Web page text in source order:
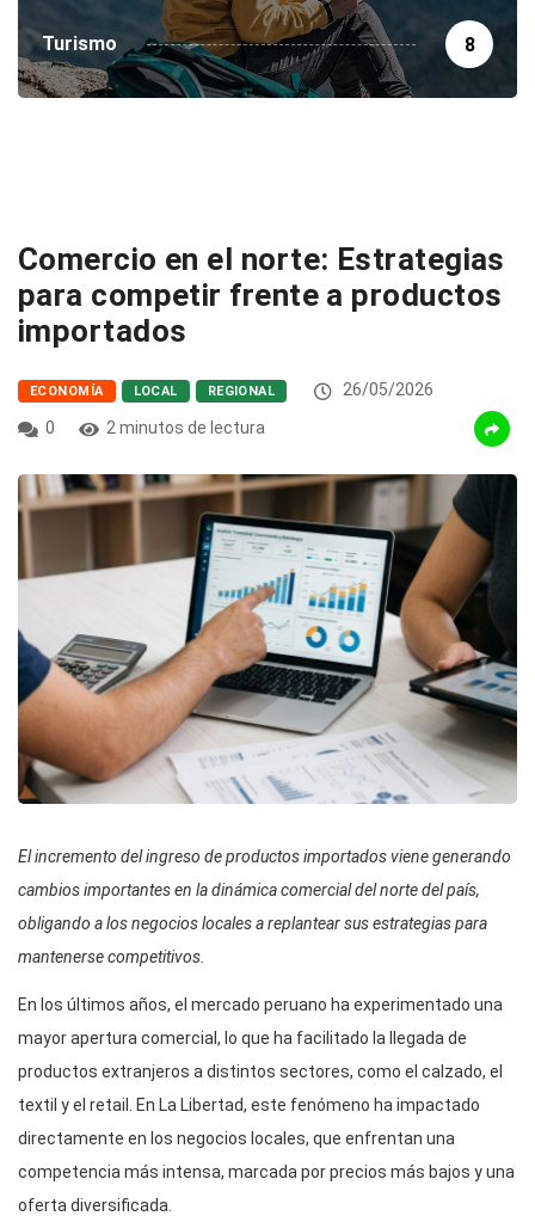
Turismo 8
Comercio en el norte: Estrategias
para competir frente a productos
importados
ECONOMÍA LOCAL REGIONAL
26/05/2026
0
2 minutos de lectura
El incremento del ingreso de productos importados viene generando
cambios importantes en la dinámica comercial del norte del país,
obligando a los negocios locales a replantear sus estrategias para
mantenerse competitivos.
En los últimos años, el mercado peruano ha experimentado una
mayor apertura comercial, lo que ha facilitado la llegada de
productos extranjeros a distintos sectores, como el calzado, el
textil y el retail. En La Libertad, este fenómeno ha impactado
directamente en los negocios locales, que enfrentan una
competencia más intensa, marcada por precios más bajos y una
oferta diversificada.